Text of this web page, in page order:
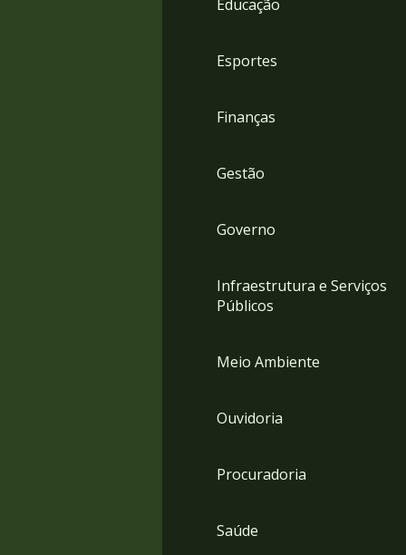
Educação
Esportes
Finanças
Gestão
Governo
Infraestrutura e Serviços
Públicos
Meio Ambiente
Ouvidoria
Procuradoria
Saúde